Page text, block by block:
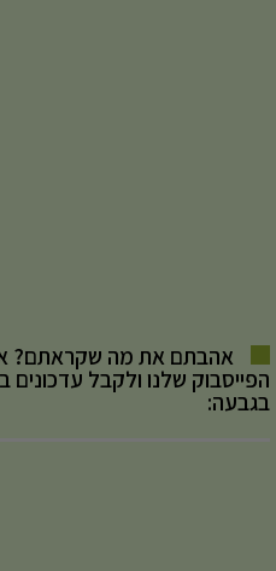
אהבתם את מה שקראתם?
הפייסבוק שלנו ולקבל
בגבעה: